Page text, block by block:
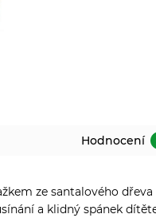
Hodnocení
ze santalového dřeva
a klidný spánek